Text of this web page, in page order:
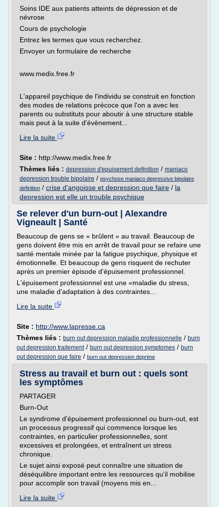
Soins IDE aux patients atteints de dépression et de
névrose
Cours de psychologie
Entrez les termes que vous recherchez.
Envoyer un formulaire de recherche
www.medix.free.fr
L'appareil psychique de l'individu se construit en fonction
des modes de relations précoce que l'on a avec les
parents ou substituts pour aboutir à une structure stable
mais peut à la suite d'évènement...
Lire la suite
Site : http://www.medix.free.fr
Thèmes liés : depression d'epuisement definition / maniaco
depression trouble bipolaire / psychose maniaco depressive bipolaire
definition / crise d'angoisse et depression que faire / la
depression est elle un trouble psychique
Se relever d'un burn-out | Alexandre
Vigneault | Santé
Beaucoup de gens se « brûlent » au travail. Beaucoup de
gens doivent être mis en arrêt de travail pour se refaire une
santé mentale minée par la fatigue psychique, physique et
émotionnelle. Et beaucoup de gens risquent de rechuter
après un premier épisode d'épuisement professionnel.
L'épuisement professionnel est une «maladie du stress,
une maladie d'adaptation à des contraintes...
Lire la suite
Site : http://www.lapresse.ca
Thèmes liés : burn out depression maladie professionnelle / burn
out depression traitement/ burn out depression symptomes / burn
out depression que faire / burn out depression deprime
Stress au travail et burn out : quels sont
les symptômes
PARTAGER
Burn-Out
Le syndrome d'épuisement professionnel ou burn-out, est
un processus progressif qui commence lorsque les
contraintes, en particulier professionnelles, sont
excessives et prolongées, et entraînent un stress
chronique.
Le sujet ainsi exposé peut connaître une situation de
déséquilibre important entre les ressources qu'il mobilise
pour accomplir son travail (moyens mis en...
Lire la suite